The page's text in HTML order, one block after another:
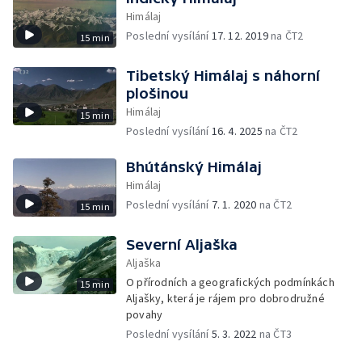
15 min
Himálaj
Poslední vysílání17. 12. 2019na ČT2
15 min
Tibetský Himálaj s náhorní
plošinou
Himálaj
Poslední vysílání16. 4. 2025 na ČT2
15 min
Bhútánský Himálaj
Himálaj
Poslední vysílání 7. 1. 2020 na ČT2
15 min
Severní Aljaška
Aljaška
O přírodních a geografických podmínkách
Aljašky, která je rájem pro dobrodružné
povahy
Poslední vysílání5. 3. 2022 na ČT3